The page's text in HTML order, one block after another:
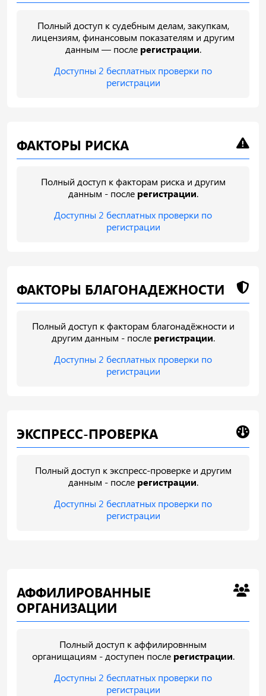
Полный доступ к судебным делам, закупкам,
лицензиям, финансовым показателям и другим
данным — после регистрации.
Доступны 2 бесплатных проверки по
регистрации
ФАКТОРЫ РИСКА
Полный доступ к факторам риска и другим
данным - после регистрации.
Доступны 2 бесплатных проверки по
регистрации
ФАКТОРЫ БЛАГОНАДЕЖНОСТИ
Полный доступ к факторам благонадёжности и
другим данным - после регистрации.
Доступны 2 бесплатных проверки по
регистрации
ЭКСПРЕСС-ПРОВЕРКА
Полный доступ к экспресс-проверке и другим
данным - после регистрации.
Доступны 2 бесплатных проверки по
регистрации
АФФИЛИРОВАННЫЕ
ОРГАНИЗАЦИИ
Полный доступ к аффилировнным
органищациям - доступен после регистрации.
Доступны 2 бесплатных проверки по
регистрации